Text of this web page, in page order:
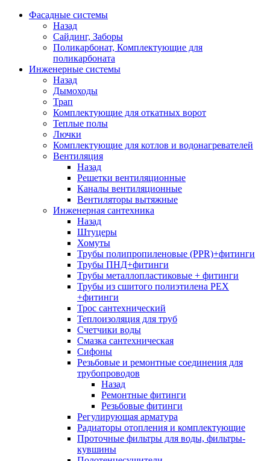
Фасадные системы
Назад
Сайдинг, Заборы
Поликарбонат, Комплектующие для
поликарбоната
Инженерные системы
Назад
Дымоходы
Трап
Комплектующие для откатных ворот
Теплые полы
Лючки
Комплектующие для котлов и водонагревателей
Вентиляция
Назад
Решетки вентиляционные
Каналы вентиляционные
Вентиляторы вытяжные
Инженерная сантехника
Назад
Штуцеры
Хомуты
Трубы полипропиленовые (PPR)+фитинги
Трубы ПНД+фитинги
Трубы металлопластиковые + фитинги
Трубы из сшитого полиэтилена PEX
+фитинги
Трос сантехнический
Теплоизоляция для труб
Счетчики воды
Смазка сантехническая
Сифоны
Резьбовые и ремонтные соединения для
трубопроводов
Назад
Ремонтные фитинги
Резьбовые фитинги
Регулирующая арматура
Радиаторы отопления и комплектующие
Проточные фильтры для воды, фильтры-
кувшины